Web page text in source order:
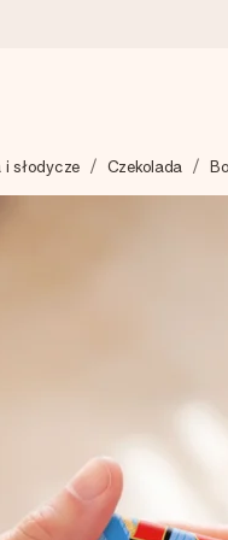
z troską i
+15 000 opinii)
inspirują. Klienci oceniają
z życzeniami
w zaledwie kilku
i słodycze Czekolada